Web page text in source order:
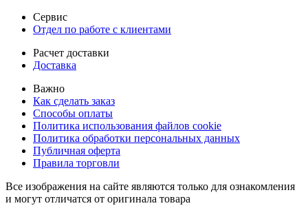
Сервис
Отдел по работе с клиентами
Расчет доставки
Доставка
Важно
Как сделать заказ
Способы оплаты
Политика использования файлов cookie
Политика обработки персональных данных
Публичная оферта
Правила торговли
Все изображения на сайте являются только для ознакомления
и могут отличатся от оригинала товара